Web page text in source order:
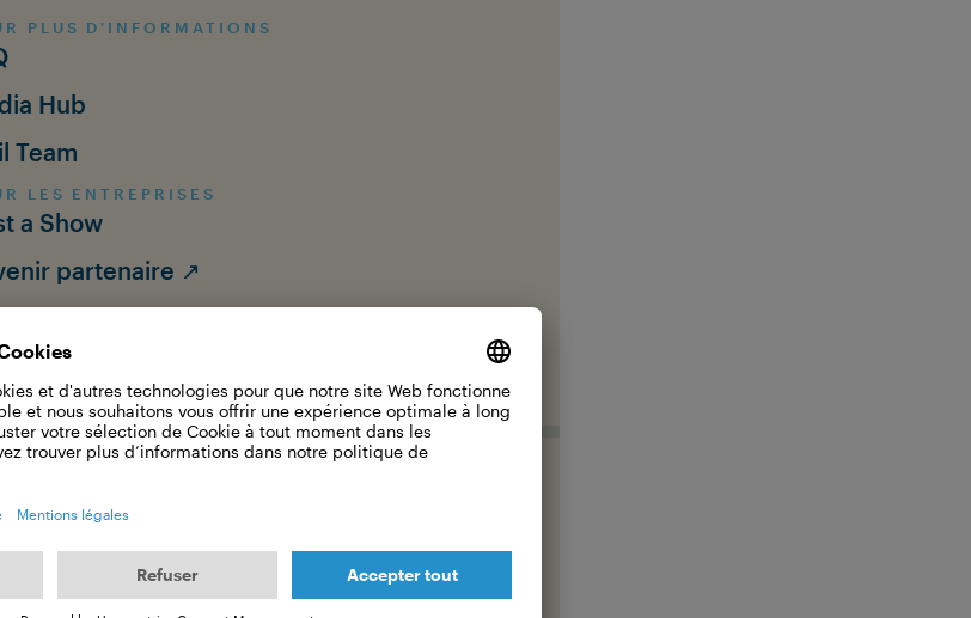
PLUS D'INFORMATIONS
Hub
Team
LES ENTREPRISES
a Show
partenaire ↗
CE QUE L'OCEAN TOUR?
de l'OCEAN TOUR
d'animation ↗